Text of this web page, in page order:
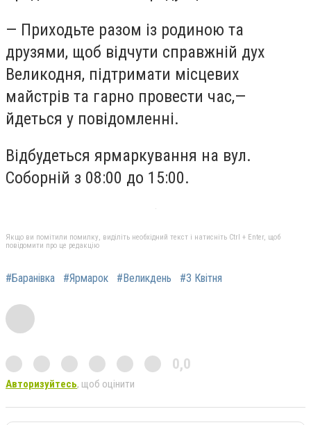
— Приходьте разом із родиною та
друзями, щоб відчути справжній дух
Великодня, підтримати місцевих
майстрів та гарно провести час,—
йдеться у повідомленні.
Відбудеться ярмаркування на вул.
Соборній з 08:00 до 15:00.
Якщо ви помітили помилку, виділіть необхідний текст і натисніть Ctrl + Enter, щоб
повідомити про це редакцію
#Баранівка #Ярмарок #Великдень #3 Квітня
0,0
Авторизуйтесь, щоб оцінити